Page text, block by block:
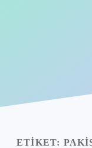
Yasal Uyarı
ETIKET: